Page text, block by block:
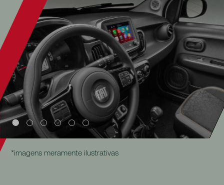
*imagens meramente ilustrativas